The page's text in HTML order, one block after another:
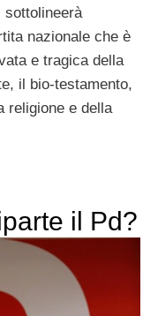
nazionale che è
e tragica della
il bio-testamento,
religione e della
il Pd?